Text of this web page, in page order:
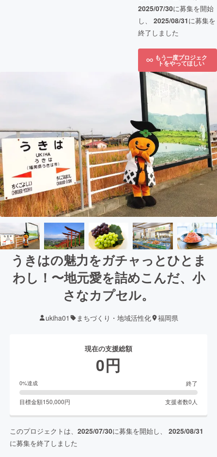
2025/07/30に募集を開始
し、 2025/08/31に募集を
終了しました
もう一度プロジェク
トをやってほしい
うきはの魅力をガチャっとひとま
わし！〜地元愛を詰めこんだ、小
さなカプセル。
ukiha01 まちづくり・地域活性化 福岡県
現在の支援総額
0円
0%達成 終了
目標金額150,000円 支援者数0 人
このプロジェクトは、 2025/07/30に募集を開始し、 2025/08/31
に募集を終了しました